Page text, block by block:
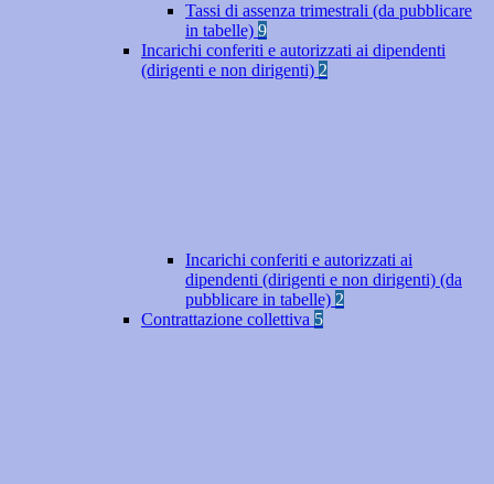
Tassi di assenza trimestrali (da pubblicare
in tabelle) 9
Incarichi conferiti e autorizzati ai dipendenti
(dirigenti e non dirigenti) 2
Incarichi conferiti e autorizzati ai
dipendenti (dirigenti e non dirigenti) (da
pubblicare in tabelle) 2
Contrattazione collettiva 5